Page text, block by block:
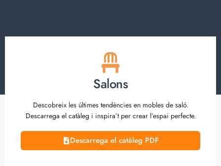
Salons
Descobreix les últimes tendències en mobles de saló.
Descarrega el catàleg i inspira’t per crear l’espai perfecte.
Descarrega el catàleg PDF